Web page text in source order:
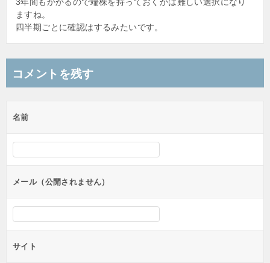
ますね。
四半期ごとに確認はするみたいです。
コメントを残す
名前
メール（公開されません）
サイト